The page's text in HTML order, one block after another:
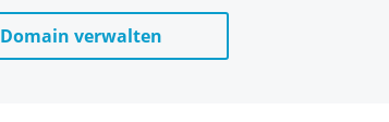
Domain verwalten